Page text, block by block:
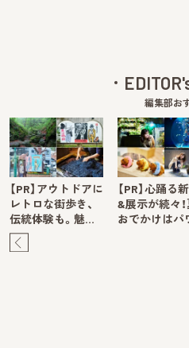
編集部お
【PR】アウトドアに
レトロな街歩き、
伝統体験も。魅…
【PR】心踊る
&展示が続々
おでかけはパ